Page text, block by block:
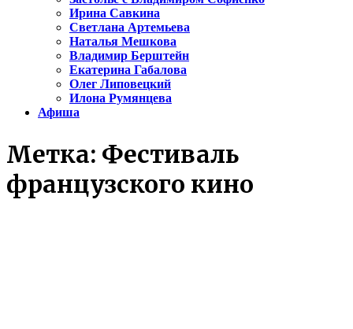
Ирина Савкина
Светлана Артемьева
Наталья Мешкова
Владимир Берштейн
Екатерина Габалова
Олег Липовецкий
Илона Румянцева
Афиша
Метка: Фестиваль
французского кино